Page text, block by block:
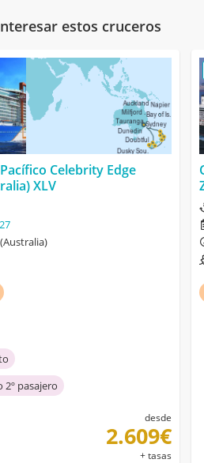
estos cruceros
Celebrity Edge
XLV
2º pasajero
desde
2.609€
+ tasas